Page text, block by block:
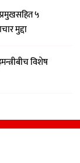
५
मुद्दा
विशेष